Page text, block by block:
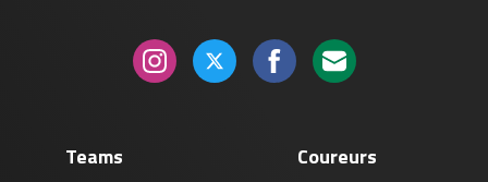
Teams Coureurs